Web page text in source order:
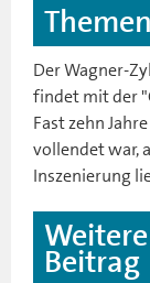
Themen
Der Wagner-
findet mit der
Fast zehn
vollendet war,
Inszenierung
Beitrag